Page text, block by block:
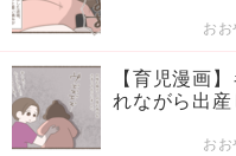
お
【育児漫画
れながら出
お